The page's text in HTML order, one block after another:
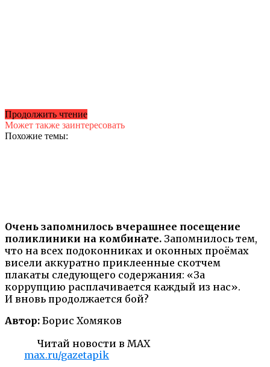
Очень запомнилось вчерашнее посещение
поликлиники на комбинате. Запомнилось тем,
что на всех подоконниках и оконных проёмах
висели аккуратно приклеенные скотчем
плакаты следующего содержания: «За
коррупцию расплачивается каждый из нас».
И вновь продолжается бой?
Автор: Борис Хомяков
Читай новости в MAX
max.ru/gazetapik
Продолжить чтение
Может также заинтересовать
Похожие темы: